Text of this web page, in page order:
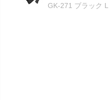
GK-271 ブラック L